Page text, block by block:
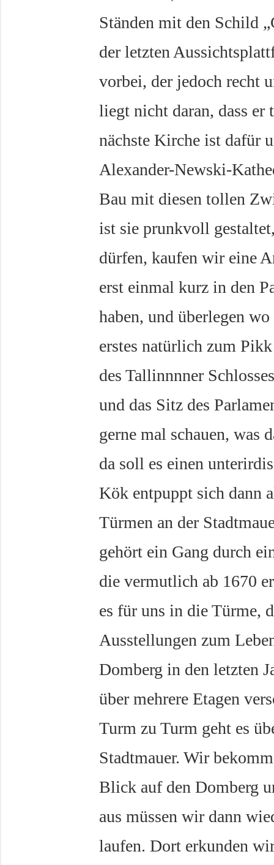
Ständen mit den Schild
der letzten
vorbei, der jedoch recht
liegt nicht daran, dass er
nächste Kirche ist dafür
Alexander-Newski-
Bau mit diesen tollen
ist sie prunkvoll
dürfen, kaufen wir eine
erst einmal kurz in den
haben, und überlegen
erstes natürlich zum
des Tallinnnner
und das Sitz des
gerne mal schauen, was
da soll es einen
Kök entpuppt sich dann
Türmen an der
gehört ein Gang durch
die vermutlich ab 1670
es für uns in die Türme,
Ausstellungen zum
Domberg in den letzten
über mehrere Etagen
Turm zu Turm geht es
Stadtmauer. Wir
Blick auf den Domberg
aus müssen wir dann
laufen. Dort erkunden